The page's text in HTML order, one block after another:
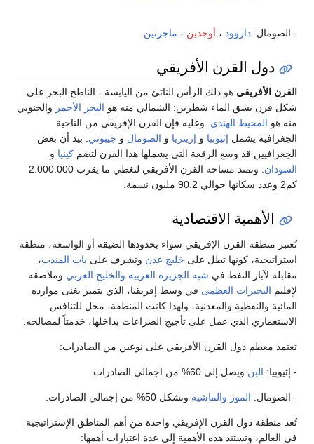
- الصومال: داروود ، أوجدين ، ماجرتين
دول القرن الأفريقي
القرن الأفريقي هو ذلك الرأس الناتئ من اليابسة ، الناطح البحر على
شكل قرن يشق الماء شطرين: الشمالي منه هو البحر الأحمر والجنوبي
منه هو المحيط الهندي. وعليه فإن القرن الإفريقي من الناحية
الجغرافية يشمل إثيوبيا و إريتريا و الصومال و جيبوتي. بيد أن بعض
الجغرافيين قد وسع الرقعة التي يشملها هذا القرن لتضم كينيا و
السودان
. وتمتد مساحة القرن الأفريقي لتغطي ما يقرب 2.000.000
كم2 وعدد سكانها حوالي 90.2 مليون نسمة.
الأهمية الاقتصادية
تُعتبر منطقة القرن الإفريقي سواء بحدودها الضيقة أو الواسعة، منطقة
استراتيجية، كونها تطل على خليج عدن وتشرف على باب المندب،
مقابلة لآبار النفط في شبه الجزيرة العربية والخليج العربي وملاصقة
لإقليم البحيرات العظمى في وسط إفريقيا، الذي يتميز بغنى موارده
المائية والنفطية والمعدنية، ولهذا كانت المنطقة، محل للتنافس
الاستعماري الذي عمل على تأجيج الصراعات بداخلها، خدمتاً لمصالحه.
تعتمد معظم دول القرن الأفريقي على نوعين من الصادرات:
- إثيوبيا: البن ويصل إلى 60% من اجمالي الصادرات.
- الصومال: الموز والماشية وتشكل 50% من إجمالي الصادرات.
تُعد منطقة دول القرن الإفريقي واحدة من أهم المناطق الإستراتيجية
في العالم، وتستند هذه الأهمية إلى عدة اعتبارات أهمها: